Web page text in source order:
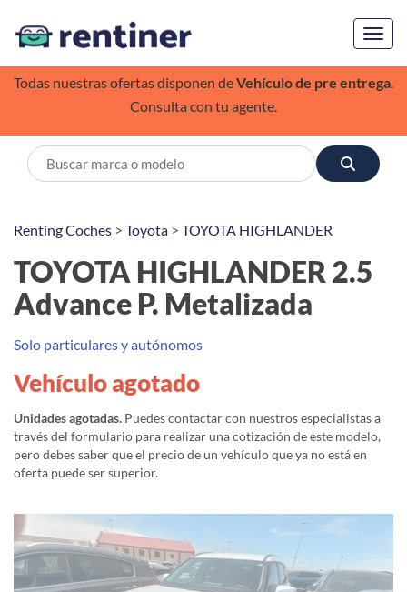
Todas nuestras ofertas disponen deVehículo de pre entrega.
Consulta con tu agente.
Renting Coches > Toyota > TOYOTA HIGHLANDER
TOYOTA HIGHLANDER 2.5
Advance P. Metalizada
Solo particulares y autónomos
Vehículo agotado
Unidades agotadas. Puedes contactar con nuestros especialistas a
través del formulario para realizar una cotización de este modelo,
pero debes saber que el precio de un vehículo que ya no está en
oferta puede ser superior.